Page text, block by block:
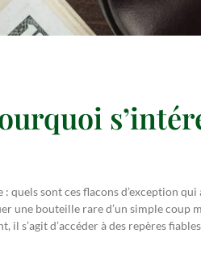
quels sont ces flacons d’exception
une bouteille rare d’un simple coup
il s’agit d’accéder à des repères